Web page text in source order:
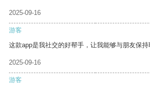
2025-09-16
游客
这款app是我社交的好帮手，让我能够与朋友保持
2025-09-16
游客